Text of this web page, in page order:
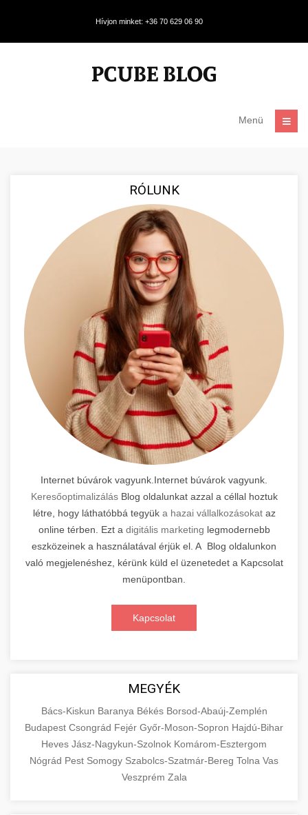
Hívjon minket: +36 70 629 06 90
Menü
RÓLUNK
Internet búvárok vagyunk.Internet búvárok vagyunk.
KeresőoptimalizálásBlog oldalunkat azzal a céllal hoztuk
létre, hogy láthatóbbá tegyük a hazai vállalkozásokataz
online térben. Ezt a digitális marketing legmodernebb
eszközeinek a használatával érjük el. A Blog oldalunkon
való megjelenéshez, kérünk küld el üzenetedet a Kapcsolat
menüpontban.
Kapcsolat
MEGYÉK
Bács-Kiskun Baranya Békés Borsod-Abaúj-Zemplén
Budapest Csongrád Fejér Győr-Moson-Sopron Hajdú-Bihar
Heves Jász-Nagykun-Szolnok Komárom-Esztergom
Nógrád Pest Somogy Szabolcs-Szatmár-Bereg Tolna Vas
Veszprém Zala